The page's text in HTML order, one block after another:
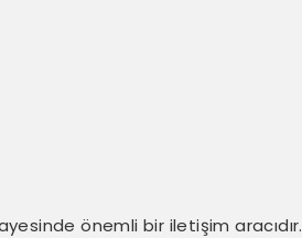
önemli bir iletişim aracıdır.